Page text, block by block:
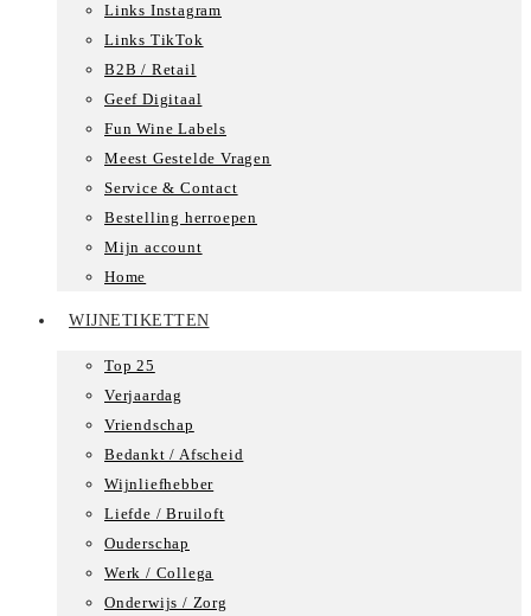
Links Instagram
Links TikTok
B2B / Retail
Geef Digitaal
Fun Wine Labels
Meest Gestelde Vragen
Service & Contact
Bestelling herroepen
Mijn account
Home
WIJNETIKETTEN
Top 25
Verjaardag
Vriendschap
Bedankt / Afscheid
Wijnliefhebber
Liefde / Bruiloft
Ouderschap
Werk / Collega
Onderwijs / Zorg